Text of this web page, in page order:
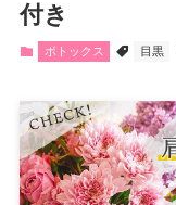
付き
ボトックス 目黒